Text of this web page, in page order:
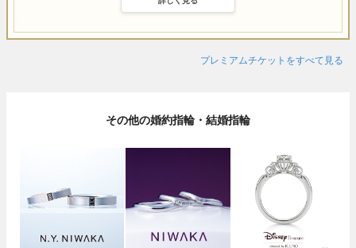
プレミアムチケットをすべて見る
その他の婚約指輪・結婚指輪